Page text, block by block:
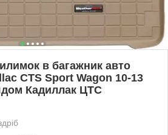
в багажник авто
CTS Sport Wagon 10-13
Кадиллак ЦТС